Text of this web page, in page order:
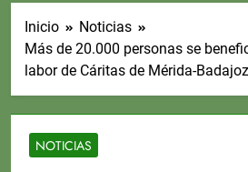
Inicio
Noticias
Más de 20.000 personas se
labor de Cáritas de Mérida-Badajoz
NOTICIAS